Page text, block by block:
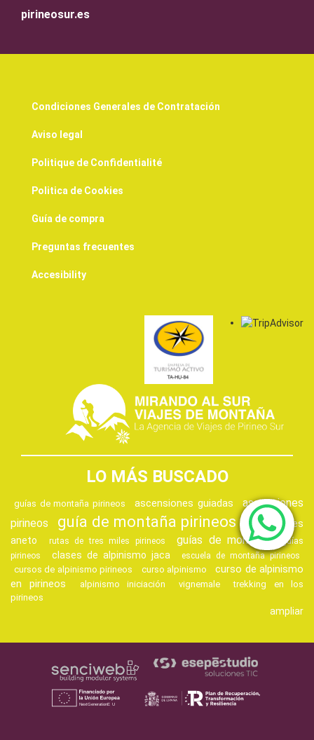
pirineosur.es
Condiciones Generales de Contratación
Aviso legal
Politique de Confidentialité
Politica de Cookies
Guía de compra
Preguntas frecuentes
Accesibility
LO MÁS BUSCADO
guías de montaña pirineos ascensiones guiadas
ascensiones
pirineos
guía de montaña pirineos
ascensiones
aneto
rutas de tres miles pirineos guías de montaña
guías
pirineos
clases de alpinismo jaca escuela de montaña pirineos
cursos de alpinismo pirineos curso alpinismo
curso de alpinismo
en pirineos
alpinismo iniciación vignemale
trekking en los
pirineos
ampliar